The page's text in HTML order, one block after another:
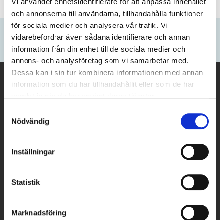
Vi använder enhetsidentifierare för att anpassa innehållet
och annonserna till användarna, tillhandahålla funktioner
för sociala medier och analysera vår trafik. Vi
vidarebefordrar även sådana identifierare och annan
information från din enhet till de sociala medier och
annons- och analysföretag som vi samarbetar med.
Dessa kan i sin tur kombinera informationen med annan
information som du har tillhandahållit eller som de har
Nödvändig
Inställningar
Statistik
Marknadsföring
Anmäl dig till vårt Nyhetsbrev
Bli först att ta del av våra erbjudanden och kampanjer.
Latravel.se drivs av
Företagsinformation
Kundservice
Populära resmål